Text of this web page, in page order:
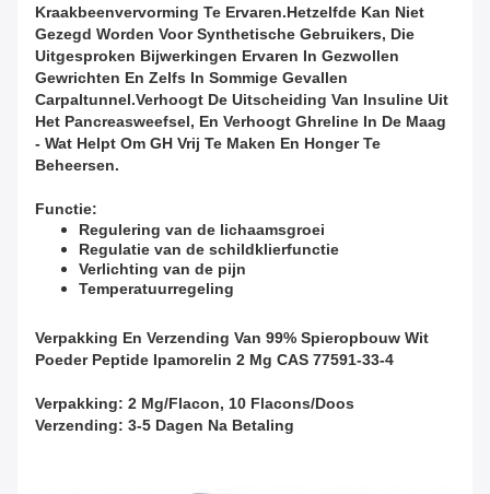
Kraakbeenvervorming Te Ervaren.Hetzelfde Kan Niet
Gezegd Worden Voor Synthetische Gebruikers, Die
Uitgesproken Bijwerkingen Ervaren In Gezwollen
Gewrichten En Zelfs In Sommige Gevallen
Carpaltunnel.verhoogt De Uitscheiding Van Insuline Uit
Het Pancreasweefsel, En Verhoogt Ghreline In De Maag
- Wat Helpt Om GH Vrij Te Maken En Honger Te
Beheersen.
Functie:
Regulering van de lichaamsgroei
Regulatie van de schildklierfunctie
Verlichting van de pijn
Temperatuurregeling
Verpakking En Verzending Van 99% Spieropbouw Wit
Poeder Peptide Ipamorelin 2 Mg CAS 77591-33-4
Verpakking: 2 Mg/flacon, 10 Flacons/doos
Verzending: 3-5 Dagen Na Betaling